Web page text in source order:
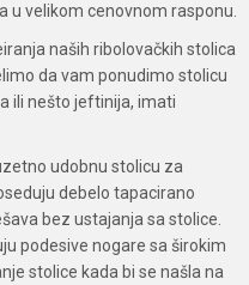
u velikom cenovnom rasponu.
naših ribolovačkih stolica
da vam ponudimo stolicu
ili nešto jeftinija, imati
udobnu stolicu za
debelo tapacirano
bez ustajanja sa stolice.
podesive nogare sa širokim
stolice kada bi se našla na